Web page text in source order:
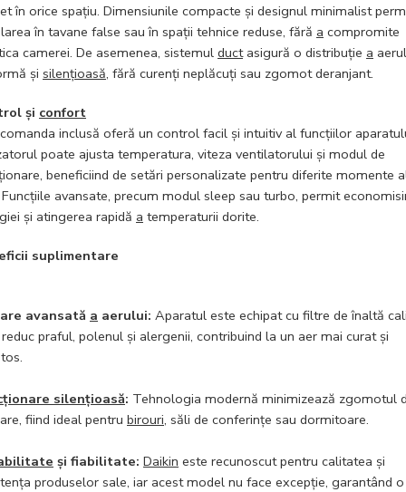
în orice spațiu. Dimensiunile compacte și designul minimalist
în tavane false sau în spații tehnice reduse, fără a compromite
camerei. De asemenea, sistemul ductasigură o distribuție a
și silențioasă, fără curenți neplăcuți sau zgomot deranjant.
și confort
inclusă oferă un control facil și intuitiv al funcțiilor
poate ajusta temperatura, viteza ventilatorului și modul de
beneficiind de setări personalizate pentru diferite momente
avansate, precum modul sleep sau turbo, permit
și atingerea rapidă a temperaturii dorite.
suplimentare
avansată a aerului: Aparatul este echipat cu filtre de înaltă
praful, polenul și alergenii, contribuind la un aer mai curat și
silențioasă: Tehnologia modernă minimizează zgomotul
fiind ideal pentru birouri, săli de conferințe sau dormitoare.
și fiabilitate: Daikin este recunoscut pentru calitatea și
produselor sale, iar acest model nu face excepție, garantând o